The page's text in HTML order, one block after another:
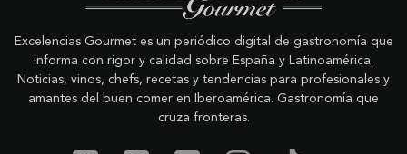
Excelencias Gourmet es un periódico digital de gastronomía que
informa con rigor y calidad sobre España y Latinoamérica.
Noticias, vinos, chefs, recetas y tendencias para profesionales y
amantes del buen comer en Iberoamérica. Gastronomía que
cruza fronteras.